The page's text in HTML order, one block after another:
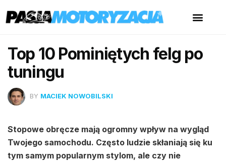
Top 10 Pominiętych felg po
tuningu
BY MACIEK NOWOBILSKI
Stopowe obręcze mają ogromny wpływ na wygląd
Twojego samochodu. Często ludzie skłaniają się ku
tym samym popularnym stylom, ale czy nie